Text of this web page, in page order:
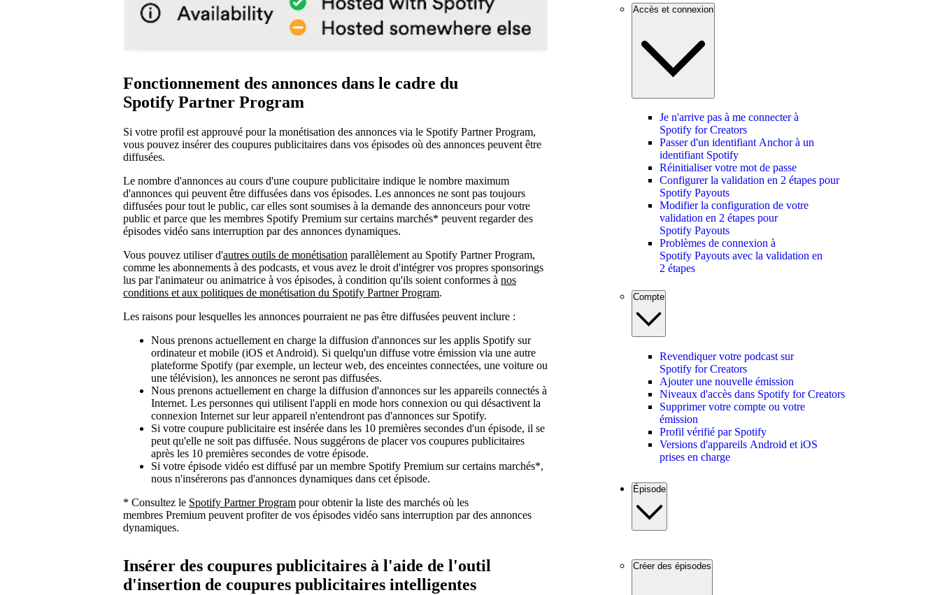
Fonctionnement des annonces dans le cadre du
Spotify Partner Program
Si votre profil est approuvé pour la monétisation des annonces via le Spotify Partner Program,
vous pouvez insérer des coupures publicitaires dans vos épisodes où des annonces peuvent être
diffusées.
Le nombre d'annonces au cours d'une coupure publicitaire indique le nombre maximum
d'annonces qui peuvent être diffusées dans vos épisodes. Les annonces ne sont pas toujours
diffusées pour tout le public, car elles sont soumises à la demande des annonceurs pour votre
public et parce que les membres Spotify Premium sur certains marchés* peuvent regarder des
épisodes vidéo sans interruption par des annonces dynamiques.
Vous pouvez utiliser d'autres outils de monétisation parallèlement au Spotify Partner Program,
comme les abonnements à des podcasts, et vous avez le droit d'intégrer vos propres sponsorings
lus par l'animateur ou animatrice à vos épisodes, à condition qu'ils soient conformes à nos
conditions et aux politiques de monétisation du Spotify Partner Program.
Les raisons pour lesquelles les annonces pourraient ne pas être diffusées peuvent inclure :
Nous prenons actuellement en charge la diffusion d'annonces sur les applis Spotify sur
ordinateur et mobile (iOS et Android). Si quelqu'un diffuse votre émission via une autre
plateforme Spotify (par exemple, un lecteur web, des enceintes connectées, une voiture ou
une télévision), les annonces ne seront pas diffusées.
Nous prenons actuellement en charge la diffusion d'annonces sur les appareils connectés à
Internet. Les personnes qui utilisent l'appli en mode hors connexion ou qui désactivent la
connexion Internet sur leur appareil n'entendront pas d'annonces sur Spotify.
Si votre coupure publicitaire est insérée dans les 10 premières secondes d'un épisode, il se
peut qu'elle ne soit pas diffusée. Nous suggérons de placer vos coupures publicitaires
après les 10 premières secondes de votre épisode.
Si votre épisode vidéo est diffusé par un membre Spotify Premium sur certains marchés*,
nous n'insérerons pas d'annonces dynamiques dans cet épisode.
* Consultez le Spotify Partner Program pour obtenir la liste des marchés où les
membres Premium peuvent profiter de vos épisodes vidéo sans interruption par des annonces
dynamiques.
Insérer des coupures publicitaires à l'aide de l'outil
d'insertion de coupures publicitaires intelligentes
Accès et connexion
Je n'arrive pas à me connecter à
Spotify for Creators
Passer d'un identifiant Anchor à un
identifiant Spotify
Réinitialiser votre mot de passe
Configurer la validation en 2 étapes pour
Spotify Payouts
Modifier la configuration de votre
validation en 2 étapes pour
Spotify Payouts
Problèmes de connexion à
Spotify Payouts avec la validation en
2 étapes
Compte
Revendiquer votre podcast sur
Spotify for Creators
Ajouter une nouvelle émission
Niveaux d'accès dans Spotify for Creators
Supprimer votre compte ou votre
émission
Profil vérifié par Spotify
Versions d'appareils Android et iOS
prises en charge
Épisode
Créer des épisodes